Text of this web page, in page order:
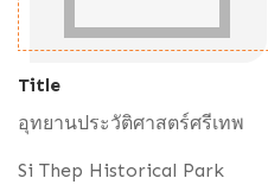
Title
อุทยานประวัติศาสตร์ศรีเทพ
Si Thep Historical Park